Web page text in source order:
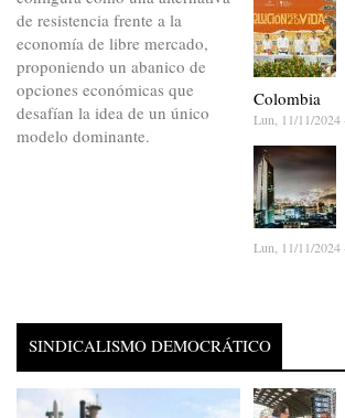
de resistencia frente a la
economía de libre mercado,
proponiendo un abanico de
opciones económicas que
desafían la idea de un único
modelo dominante.
Colombia
Lun, 11/11/2024
Lun, 11/11/2024
SINDICALISMO DEMOCRÁTICO